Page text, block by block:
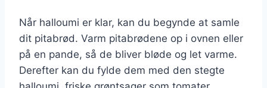
Når halloumi er klar, kan du begynde at samle
dit pitabrød. Varm pitabrødene op i ovnen eller
på en pande, så de bliver bløde og let varme.
Derefter kan du fylde dem med den stegte